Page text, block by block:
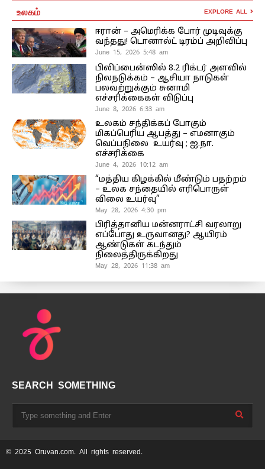
உலகம் EXPLORE ALL
ஈரான் – அமெரிக்க போர் முடிவுக்கு
வந்தது! டொனால்ட் டிரம்ப் அறிவிப்பு
June 15, 2026 5:48 am
பிலிப்பைன்ஸில் 8.2 ரிக்டர் அளவில்
நிலநடுக்கம் – ஆசியா நாடுகள்
பலவற்றுக்கும் சுனாமி
எச்சரிக்கைகள் விடுப்பு
June 8, 2026 6:33 am
உலகம் சந்திக்கப் போகும்
மிகப்பெரிய ஆபத்து – எமனாகும்
வெப்பநிலை உயர்வு ; ஐ.நா.
எச்சரிக்கை
June 4, 2026 10:12 am
“மத்திய கிழக்கில் மீண்டும் பதற்றம்
– உலக சந்தையில் எரிபொருள்
விலை உயர்வு”
May 28, 2026 4:30 pm
பிரித்தானிய மன்னராட்சி வரலாறு
எப்போது உருவானது? ஆயிரம்
ஆண்டுகள் கடந்தும்
நிலைத்திருக்கிறது
May 28, 2026 11:38 am
SEARCH SOMETHING
© 2025 Oruvan.com. All rights reserved.